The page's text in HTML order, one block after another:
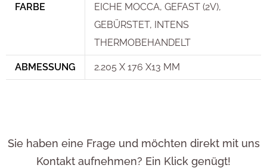
FARBE
EICHE MOCCA, GEFAST (2V),
GEBÜRSTET, INTENS
THERMOBEHANDELT
ABMESSUNG 2.205 X 176 X13 MM
Sie haben eine Frage und möchten direkt mit uns
Kontakt aufnehmen? Ein Klick genügt!